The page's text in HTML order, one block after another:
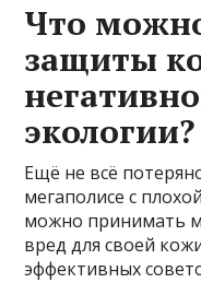
Что
защиты
экологии?
Ещё не всё
мегаполисе с
можно принимать
вред для своей
эффективных